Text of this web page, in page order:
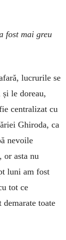
fost mai greu
lucrurile se
le doreau,
centralizat cu
Ghiroda, ca
nevoile
or asta nu
luni am fost
tot ce
toate